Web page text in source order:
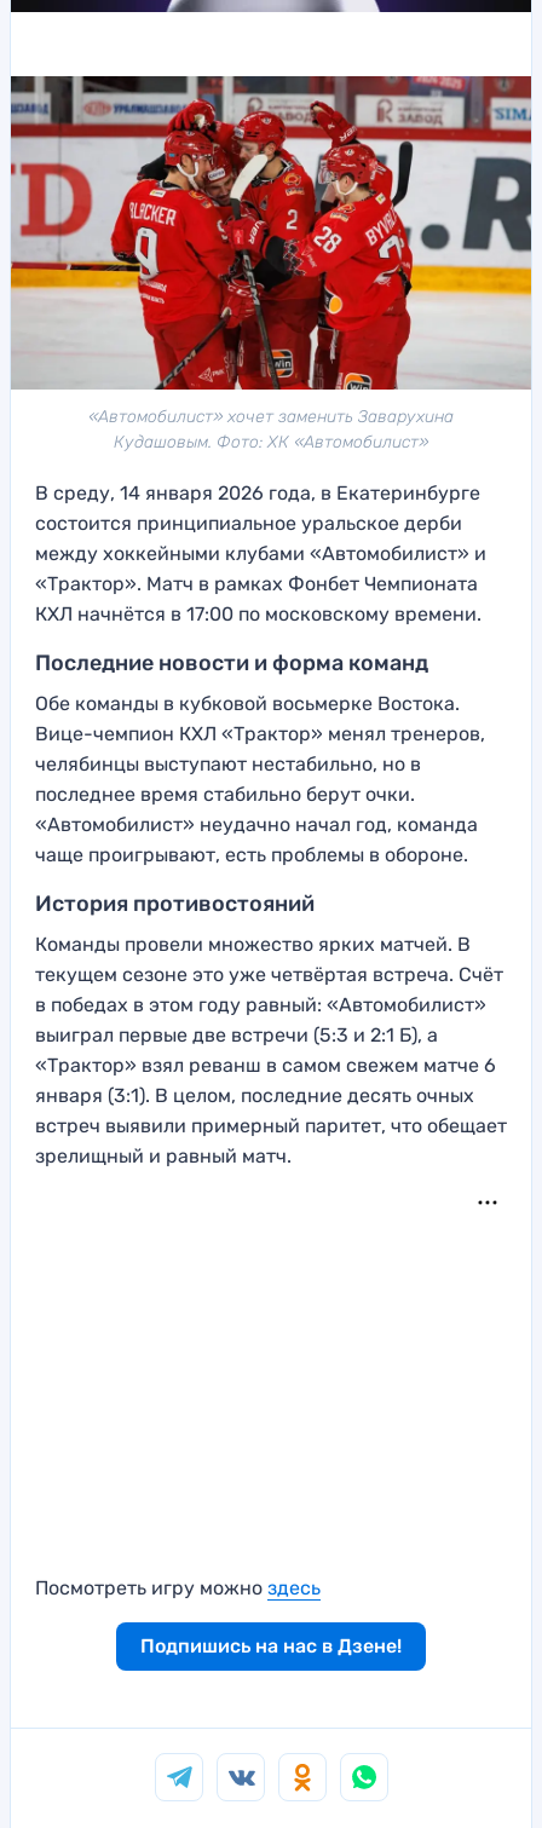
«Автомобилист» хочет заменить Заварухина
Кудашовым. Фото: ХК «Автомобилист»
В среду, 14 января 2026 года, в Екатеринбурге
состоится принципиальное уральское дерби
между хоккейными клубами «Автомобилист» и
«Трактор». Матч в рамках Фонбет Чемпионата
КХЛ начнётся в 17:00 по московскому времени.
Последние новости и форма команд
Обе команды в кубковой восьмерке Востока.
Вице-чемпион КХЛ «Трактор» менял тренеров,
челябинцы выступают нестабильно, но в
последнее время стабильно берут очки.
«Автомобилист» неудачно начал год, команда
чаще проигрывают, есть проблемы в обороне.
История противостояний
Команды провели множество ярких матчей. В
текущем сезоне это уже четвёртая встреча. Счёт
в победах в этом году равный: «Автомобилист»
выиграл первые две встречи (5:3 и 2:1 Б), а
«Трактор» взял реванш в самом свежем матче 6
января (3:1). В целом, последние десять очных
встреч выявили примерный паритет, что обещает
зрелищный и равный матч.
Посмотреть игру можно здесь
Подпишись на нас в Дзене!